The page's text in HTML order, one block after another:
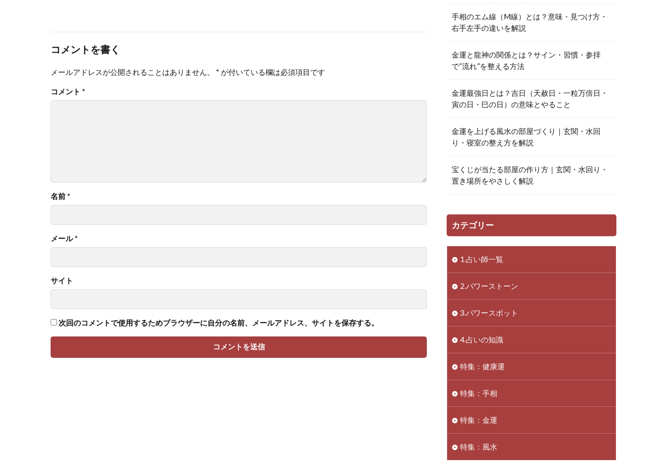
コメントを書く
メールアドレスが公開されることはありません。 * が付いている欄は必須項目です
コメント *
名前 *
メール*
サイト
次回のコメントで使用するためブラウザーに自分の名前、メールアドレス、サイトを保存する。
手相のエム線（M線）とは？意味・見つけ方・
右手左手の違いを解説
金運と龍神の関係とは？サイン・習慣・参拝
で“流れ”を整える方法
金運最強日とは？吉日（天赦日・一粒万倍日・
寅の日・巳の日）の意味とやること
金運を上げる風水の部屋づくり｜玄関・水回
り・寝室の整え方を解説
宝くじが当たる部屋の作り方｜玄関・水回り・
置き場所をやさしく解説
カテゴリー
1.占い師一覧
2.パワーストーン
3.パワースポット
4.占いの知識
特集：健康運
特集：手相
特集：金運
特集：風水